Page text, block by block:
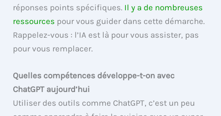
réponses points spécifiques. Il y a de nombreuses
ressources pour vous guider dans cette démarche.
Rappelez-vous : l’IA est là pour vous assister, pas
pour vous remplacer.
Quelles compétences développe-t-on avec
ChatGPT aujourd’hui
Utiliser des outils comme ChatGPT, c’est un peu